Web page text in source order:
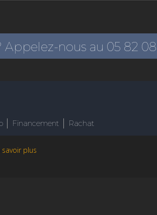
savoir plus
nous au 05 82 08
Financement Rachat